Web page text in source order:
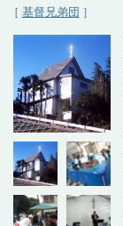
ジャンル
教会
特別集会奉仕者
冠婚葬祭
［ 基督兄弟団 ］